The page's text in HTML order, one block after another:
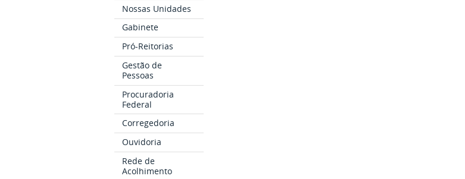
Nossas Unidades
Gabinete
Pró-Reitorias
Gestão de
Pessoas
Procuradoria
Federal
Corregedoria
Ouvidoria
Rede de
Acolhimento